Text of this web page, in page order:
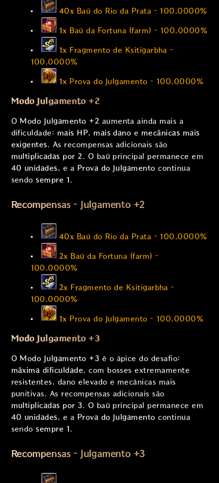
40x Baú do Rio da Prata – 100,0000%
1x Baú da Fortuna (farm) – 100,0000%
1x Fragmento de Ksitigarbha –
100,0000%
1x Prova do Julgamento – 100,0000%
Modo Julgamento +2
O Modo Julgamento +2 aumenta ainda mais a
dificuldade: mais HP, mais dano e mecânicas mais
exigentes. As recompensas adicionais são
multiplicadas por 2. O baú principal permanece em
40 unidades, e a Prova do Julgamento continua
sendosempre 1.
Recompensas – Julgamento +2
40x Baú do Rio da Prata – 100,0000%
2x Baú da Fortuna (farm) –
100,0000%
2x Fragmento de Ksitigarbha –
100,0000%
1x Prova do Julgamento – 100,0000%
Modo Julgamento +3
O Modo Julgamento +3 é o ápice do desafio:
máxima dificuldade, com bosses extremamente
resistentes, dano elevado e mecânicas mais
punitivas. As recompensas adicionais são
multiplicadas por 3. O baú principal permanece em
40 unidades, e a Prova do Julgamento continua
sendosempre 1.
Recompensas – Julgamento +3